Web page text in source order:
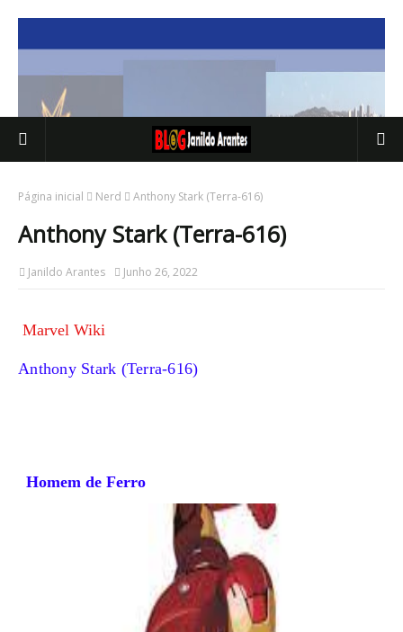
Página inicial Nerd Anthony Stark (Terra-616)
Anthony Stark (Terra-616)
Janildo Arantes Junho 26, 2022
Marvel Wiki
Anthony Stark (Terra-616)
Homem de Ferro